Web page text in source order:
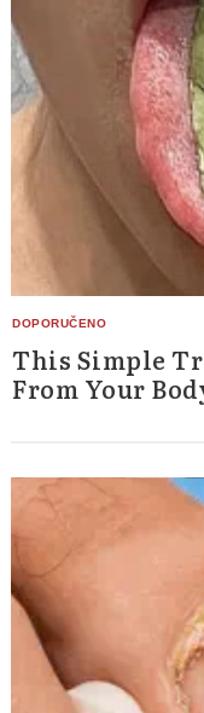
This Simple
From Your